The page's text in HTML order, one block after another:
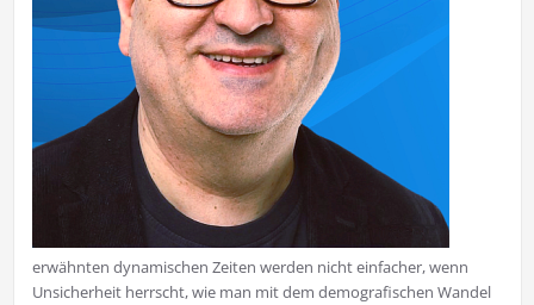
erwähnten dynamischen Zeiten werden nicht einfacher, wenn
Unsicherheit herrscht, wie man mit dem demografischen Wandel